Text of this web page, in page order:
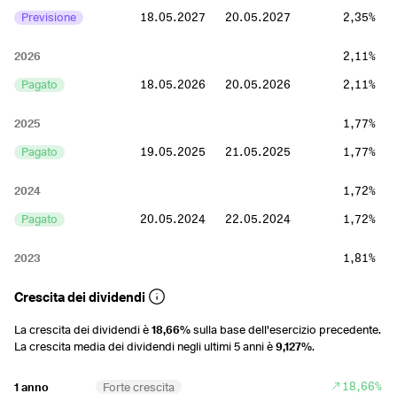
Previsione
18.05.2027 20.05.2027 2,35%
2026
2,11%
Pagato
18.05.2026 20.05.2026 2,11%
2025
1,77%
Pagato
19.05.2025 21.05.2025 1,77%
2024
1,72%
Pagato
20.05.2024 22.05.2024 1,72%
2023
1,81%
15.05.2023
2022
1,82%
Pagato
16.05.2022 18.05.2022
2021
1,95%
Crescita dei dividendi
La crescita dei dividendi è18,66%sulla base dell'esercizio precedente.
La crescita media dei dividendi negli ultimi 5 anni è9,127%.
1 anno Forte crescita 18,66%